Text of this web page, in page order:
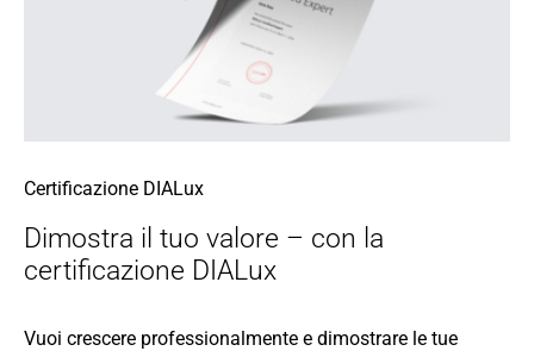
Certificazione DIALux
Dimostra il tuo valore – con la
certificazione DIALux
Vuoi crescere professionalmente e dimostrare le tue